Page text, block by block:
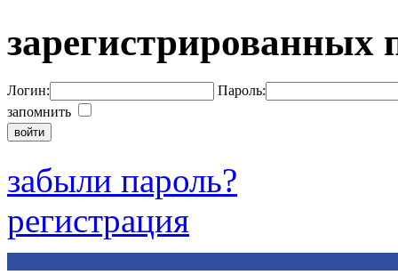
зарегистрированных
Логин:
Пароль:
запомнить
забыли пароль?
регистрация